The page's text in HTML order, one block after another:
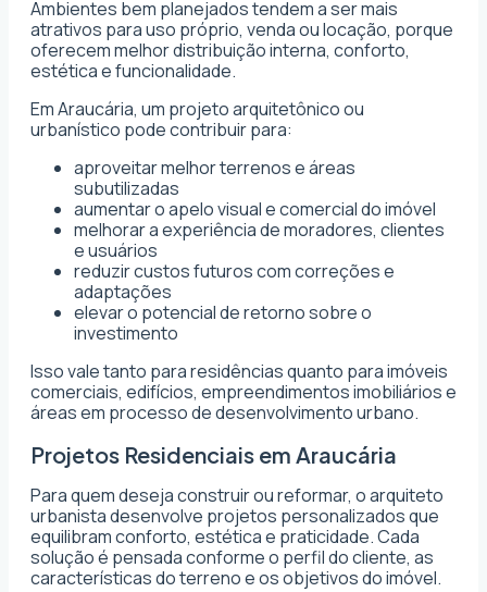
Ambientes bem planejados tendem a ser mais
atrativos para uso próprio, venda ou locação, porque
oferecem melhor distribuição interna, conforto,
estética e funcionalidade.
Em Araucária, um projeto arquitetônico ou
urbanístico pode contribuir para:
aproveitar melhor terrenos e áreas
subutilizadas
aumentar o apelo visual e comercial do imóvel
melhorar a experiência de moradores, clientes
e usuários
reduzir custos futuros com correções e
adaptações
elevar o potencial de retorno sobre o
investimento
Isso vale tanto para residências quanto para imóveis
comerciais, edifícios, empreendimentos imobiliários e
áreas em processo de desenvolvimento urbano.
Projetos Residenciais em Araucária
Para quem deseja construir ou reformar, o arquiteto
urbanista desenvolve projetos personalizados que
equilibram conforto, estética e praticidade. Cada
solução é pensada conforme o perfil do cliente, as
características do terreno e os objetivos do imóvel.